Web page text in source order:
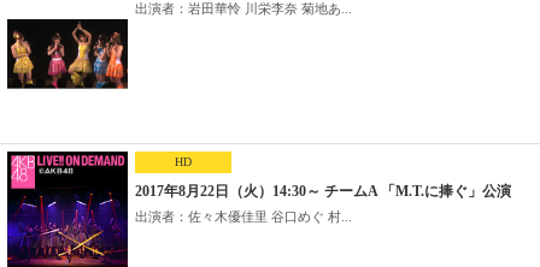
出演者：岩田華怜 川栄李奈 菊地あ...
HD
2017年8月22日（火）14:30～ チームA 「M.T.に捧ぐ」公演
出演者：佐々木優佳里 谷口めぐ 村...